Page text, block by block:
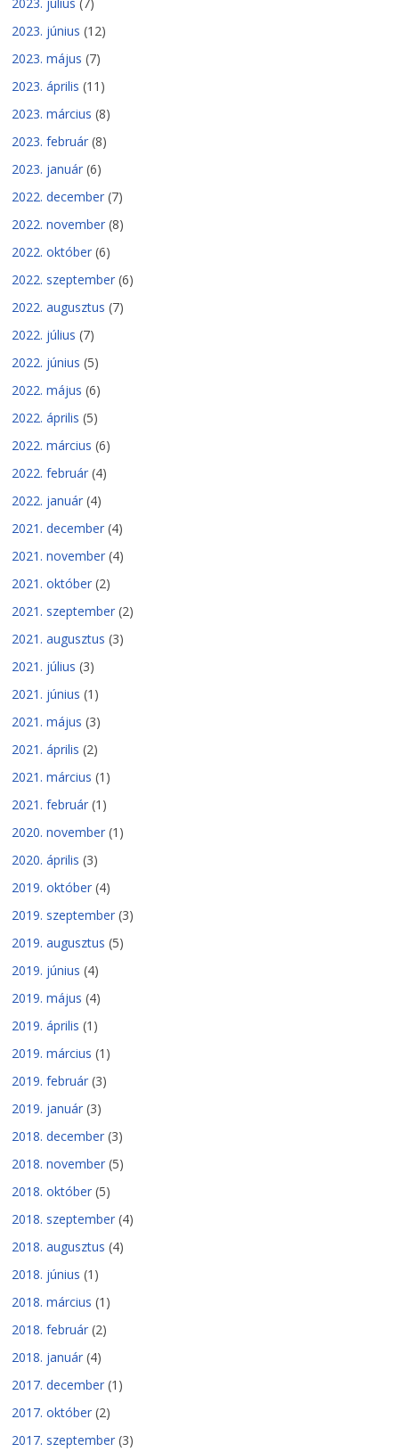
2023. június (12)
2023. május (7)
2023. április (11)
2023. március (8)
2023. február (8)
2023. január (6)
2022. december (7)
2022. november (8)
2022. október (6)
2022. szeptember (6)
2022. augusztus (7)
2022. július (7)
2022. június (5)
2022. május (6)
2022. április (5)
2022. március (6)
2022. február (4)
2022. január (4)
2021. december (4)
2021. november (4)
2021. október (2)
2021. szeptember (2)
2021. augusztus (3)
2021. július (3)
2021. június (1)
2021. május (3)
2021. április (2)
2021. március (1)
2021. február (1)
2020. november (1)
2020. április (3)
2019. október (4)
2019. szeptember (3)
2019. augusztus (5)
2019. június (4)
2019. május (4)
2019. április (1)
2019. március (1)
2019. február (3)
2019. január (3)
2018. december (3)
2018. november (5)
2018. október (5)
2018. szeptember (4)
2018. augusztus (4)
2018. június (1)
2018. március (1)
2018. február (2)
2018. január (4)
2017. december (1)
2017. október (2)
2017. szeptember (3)